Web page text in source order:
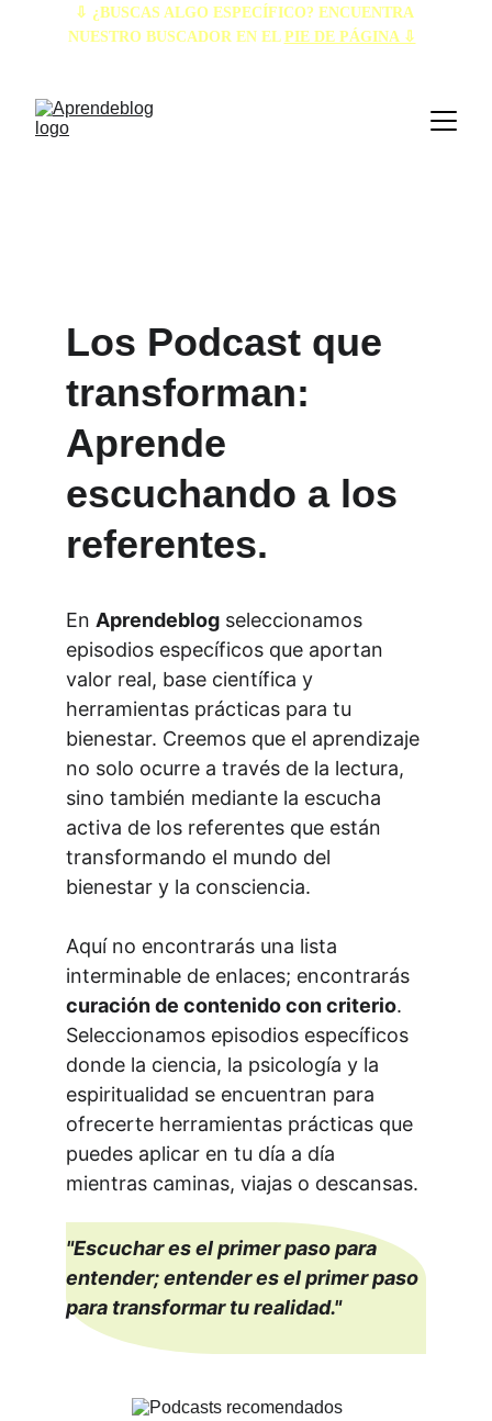
⇩ ¿BUSCAS ALGO ESPECÍFICO? ENCUENTRA
NUESTRO BUSCADOR EN EL PIE DE PÁGINA ⇩
Los Podcast que
transforman:
Aprende
escuchando a los
referentes.
En Aprendeblog seleccionamos
episodios específicos que aportan
valor real, base científica y
herramientas prácticas para tu
bienestar. Creemos que el aprendizaje
no solo ocurre a través de la lectura,
sino también mediante la escucha
activa de los referentes que están
transformando el mundo del
bienestar y la consciencia.
Aquí no encontrarás una lista
interminable de enlaces; encontrarás
curación de contenido con criterio.
Seleccionamos episodios específicos
donde la ciencia, la psicología y la
espiritualidad se encuentran para
ofrecerte herramientas prácticas que
puedes aplicar en tu día a día
mientras caminas, viajas o descansas.
"Escuchar es el primer paso para
entender; entender es el primer paso
para transformar tu realidad."